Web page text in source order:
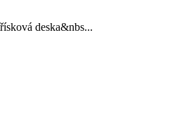
deska&nbs...